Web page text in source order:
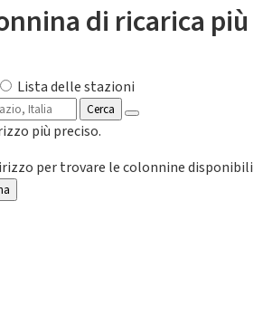
di ricarica più
Lista delle stazioni
Cerca
più preciso.
per trovare le colonnine disponibili